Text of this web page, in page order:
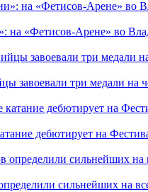
на «Фетисов-Арене» во
завоевали три медали на
дебютирует на
сильнейших на